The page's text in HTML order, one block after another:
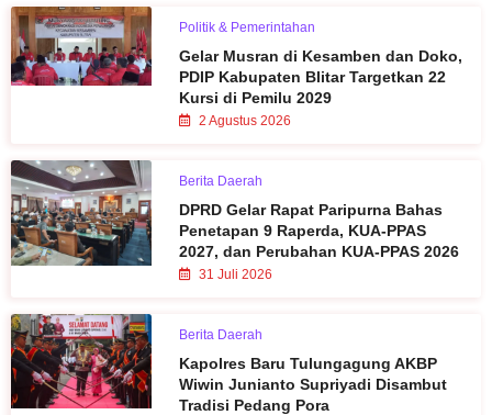
Politik & Pemerintahan
Gelar Musran di Kesamben dan Doko,
PDIP Kabupaten Blitar Targetkan 22
Kursi di Pemilu 2029
2 Agustus 2026
Berita Daerah
DPRD Gelar Rapat Paripurna Bahas
Penetapan 9 Raperda, KUA-PPAS
2027, dan Perubahan KUA-PPAS 2026
31 Juli 2026
Berita Daerah
Kapolres Baru Tulungagung AKBP
Wiwin Junianto Supriyadi Disambut
Tradisi Pedang Pora